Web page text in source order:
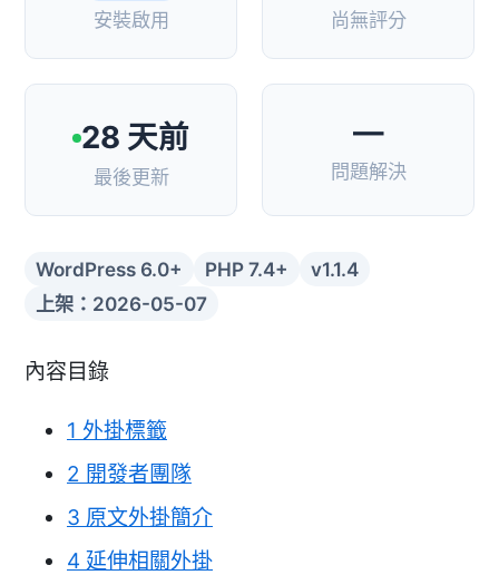
安裝啟用
尚無評分
28 天前
最後更新
—
問題解決
WordPress 6.0+ PHP 7.4+
v1.1.4
上架：2026-05-07
內容目錄
1 外掛標籤
2 開發者團隊
3 原文外掛簡介
4 延伸相關外掛